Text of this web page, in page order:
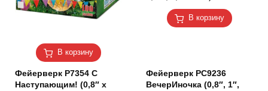
В корзину
Фейерверк Р7354 С
Наступающим! (0,8″ х
В корзину
Фейерверк РС9236
ВечерИночка (0,8″, 1″,